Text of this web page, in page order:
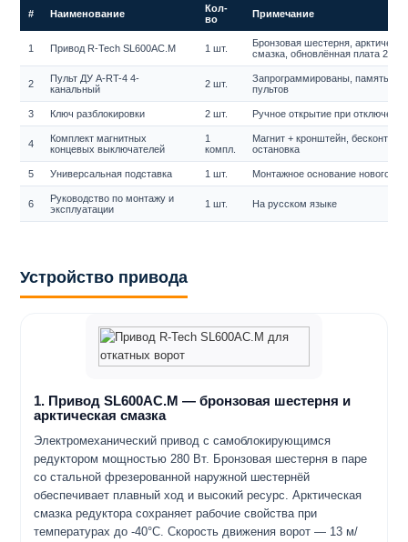
# Наименование
Кол-
во
Примечание
1 Привод R-Tech SL600AC.M 1 шт.
Бронзовая шестерня,
смазка, обновлённая плата 2024
2
Пульт ДУ A-RT-4 4-
канальный
2 шт.
Запрограммированы, память до
пультов
3 Ключ разблокировки 2 шт. Ручное открытие при
4
Комплект магнитных
концевых выключателей
1
компл.
Магнит + кронштейн,
остановка
5 Универсальная подставка 1 шт. Монтажное основание нового
6
Руководство по монтажу и
эксплуатации
1 шт. На русском языке
Устройство привода
1. Привод SL600AC.M — бронзовая шестерня и
арктическая смазка
Электромеханический привод с самоблокирующимся
редуктором мощностью 280 Вт. Бронзовая шестерня в паре
со стальной фрезерованной наружной шестернёй
обеспечивает плавный ход и высокий ресурс. Арктическая
смазка редуктора сохраняет рабочие свойства при
температурах до -40°C. Скорость движения ворот — 13 м/